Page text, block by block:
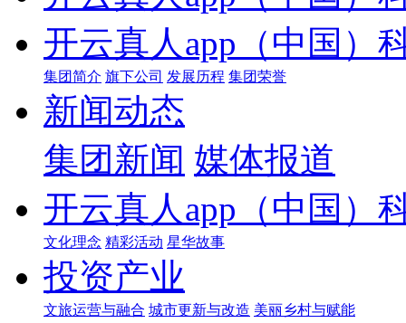
开云真人app（中国）
集团简介 旗下公司 发展历程 集团荣誉
新闻动态
集团新闻 媒体报道
开云真人app（中国）
文化理念 精彩活动 星华故事
投资产业
文旅运营与融合 城市更新与改造 美丽乡村与赋能